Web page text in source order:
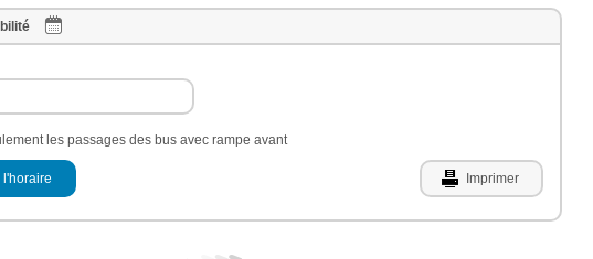
les passages des bus avec rampe avant
l'horaire Imprimer